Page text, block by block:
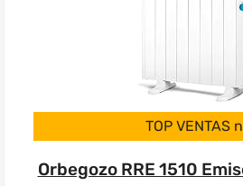
TOP VENTAS
Orbegozo RRE 1510